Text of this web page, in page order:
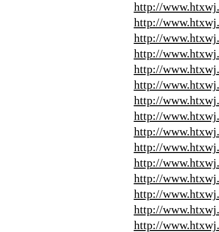
http://
http://
http://
http://
http://
http://
http://
http://
http://
http://
http://
http://
http://
http://
http://